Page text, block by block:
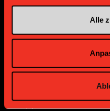
Alle
Supplier